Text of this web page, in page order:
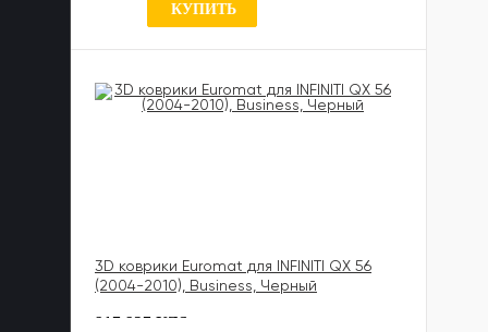
КУПИТЬ
3D коврики Euromat для INFINITI QX 56
(2004-2010), Business, Черный
817 837 UZS